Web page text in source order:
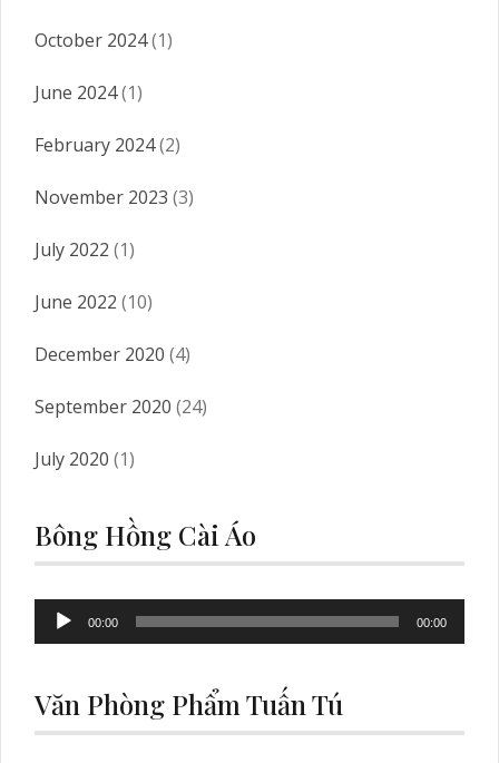
October 2024(1)
June 2024(1)
February 2024(2)
November 2023 (3)
July 2022 (1)
June 2022 (10)
December 2020 (4)
September 2020 (24)
July 2020 (1)
Bông Hồng Cài Áo
Audio
Player
00:00 00:00
Văn Phòng Phẩm Tuấn Tú